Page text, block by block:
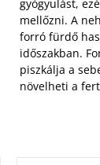
gyógyulást,
mellőzni. A
forró fürdő
időszakban.
piszkálja a
növelheti a